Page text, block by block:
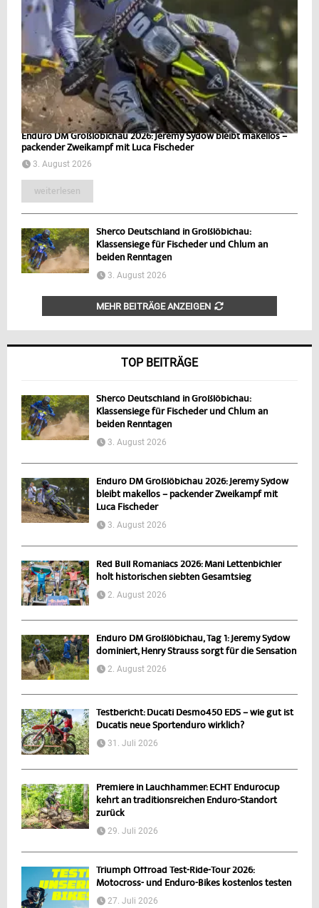
Enduro DM Großlöbichau 2026: Jeremy Sydow bleibt makellos –
packender Zweikampf mit Luca Fischeder
3. August 2026
weiterlesen
Sherco Deutschland in Großlöbichau:
Klassensiege für Fischeder und Chlum an
beiden Renntagen
3. August 2026
MEHR BEITRÄGE ANZEIGEN
TOP BEITRÄGE
Sherco Deutschland in Großlöbichau:
Klassensiege für Fischeder und Chlum an
beiden Renntagen
3. August 2026
Enduro DM Großlöbichau 2026: Jeremy Sydow
bleibt makellos – packender Zweikampf mit
Luca Fischeder
3. August 2026
Red Bull Romaniacs 2026: Mani Lettenbichler
holt historischen siebten Gesamtsieg
2. August 2026
Enduro DM Großlöbichau, Tag 1: Jeremy Sydow
dominiert, Henry Strauss sorgt für die Sensation
2. August 2026
Testbericht: Ducati Desmo450 EDS – wie gut ist
Ducatis neue Sportenduro wirklich?
31. Juli 2026
Premiere in Lauchhammer: ECHT Endurocup
kehrt an traditionsreichen Enduro-Standort
zurück
29. Juli 2026
Triumph Offroad Test-Ride-Tour 2026:
Motocross- und Enduro-Bikes kostenlos testen
27. Juli 2026